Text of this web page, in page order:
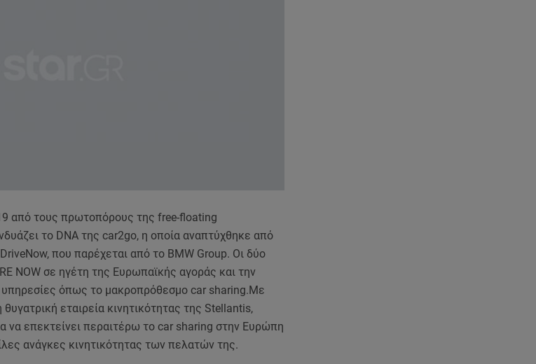
από τους πρωτοπόρους της free-floating
το DNA της car2go, η οποία αναπτύχθηκε από
που παρέχεται από το BMW Group. Οι δύο
NOW σε ηγέτη της Ευρωπαϊκής αγοράς και την
όπως το μακροπρόθεσμο car sharing.Με
εταιρεία κινητικότητας της Stellantis,
να επεκτείνει περαιτέρω το car sharing στην Ευρώπη
ανάγκες κινητικότητας των πελατών της.